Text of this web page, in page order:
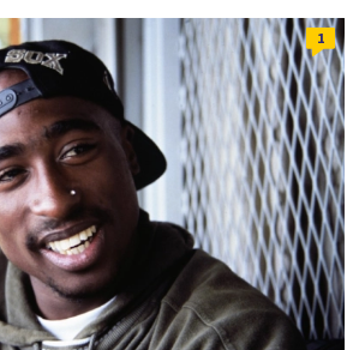
1